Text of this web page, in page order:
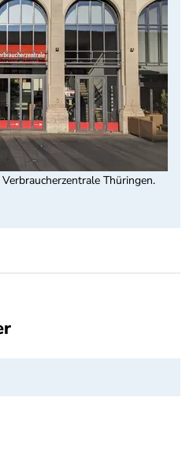
Thüringen.